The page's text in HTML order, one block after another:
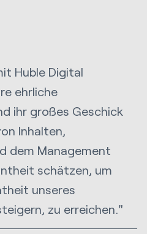
Huble Digital
ehrliche
ihr großes Geschick
Inhalten,
dem Management
schätzen, um
unseres
zu erreichen."